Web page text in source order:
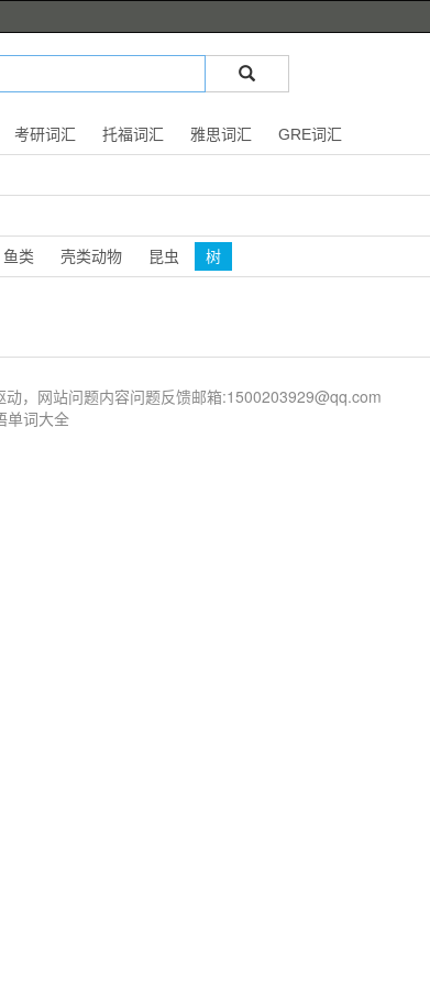
考研词汇 托福词汇 雅思词汇 GRE词汇
鱼类 壳类动物 昆虫 树
，网站问题内容问题反馈邮箱:1500203929@qq.com
单词大全